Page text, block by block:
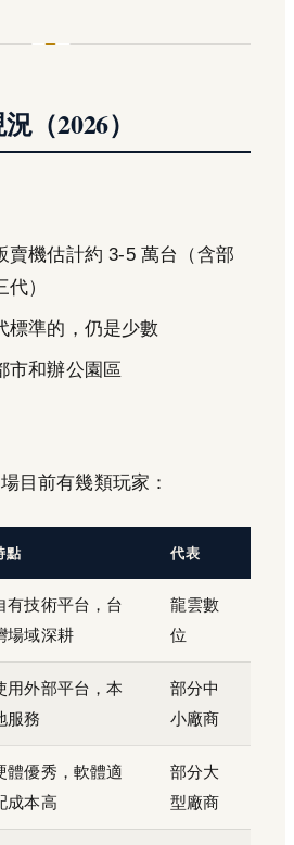
（2026）
賣機估計約 3-5 萬台（含部
）
標準的，仍是少數
市和辦公園區
目前有幾類玩家：
點 代表
有技術平台，台
場域深耕
龍雲數
位
用外部平台，本
服務
部分中
小廠商
體優秀，軟體適
成本高
部分大
型廠商